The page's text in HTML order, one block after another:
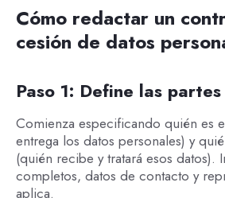
Cómo redactar un
cesión de datos
Paso 1: Define las
Comienza especificando quién es
entrega los datos personales) y
(quién recibe y tratará esos datos).
completos, datos de contacto y
aplica.